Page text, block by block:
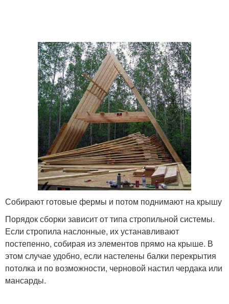
Собирают готовые фермы и потом поднимают на крышу
Порядок сборки зависит от типа стропильной системы.
Если стропила наслонные, их устанавливают
постепенно, собирая из элементов прямо на крыше. В
этом случае удобно, если настелены балки перекрытия
потолка и по возможности, черновой настил чердака или
мансарды.